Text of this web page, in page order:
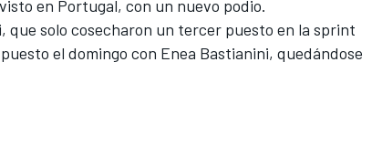
en Portugal, con un nuevo podio.
solo cosecharon un tercer puesto en la sprint
el domingo con Enea Bastianini, quedándose